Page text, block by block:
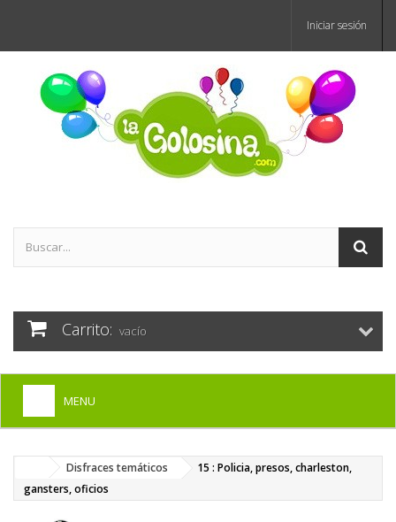
Iniciar sesión
Carrito: vacío
MENU
Disfraces temáticos
15 : Policia, presos, charleston,
gansters, oficios